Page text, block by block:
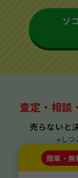
ソ
査定・相談
売らないと
※しつ
簡単・無